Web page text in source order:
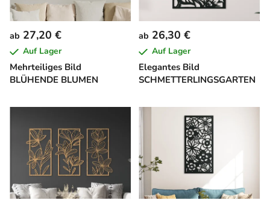
Mehrteiliges Bild
BLÜHENDE BLUMEN
ab 27,20 €
Auf Lager
Elegantes Bild
SCHMETTERLINGSGARTEN
ab 26,30 €
Auf Lager